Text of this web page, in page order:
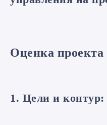
Оценка проекта
1. Цели и контур: